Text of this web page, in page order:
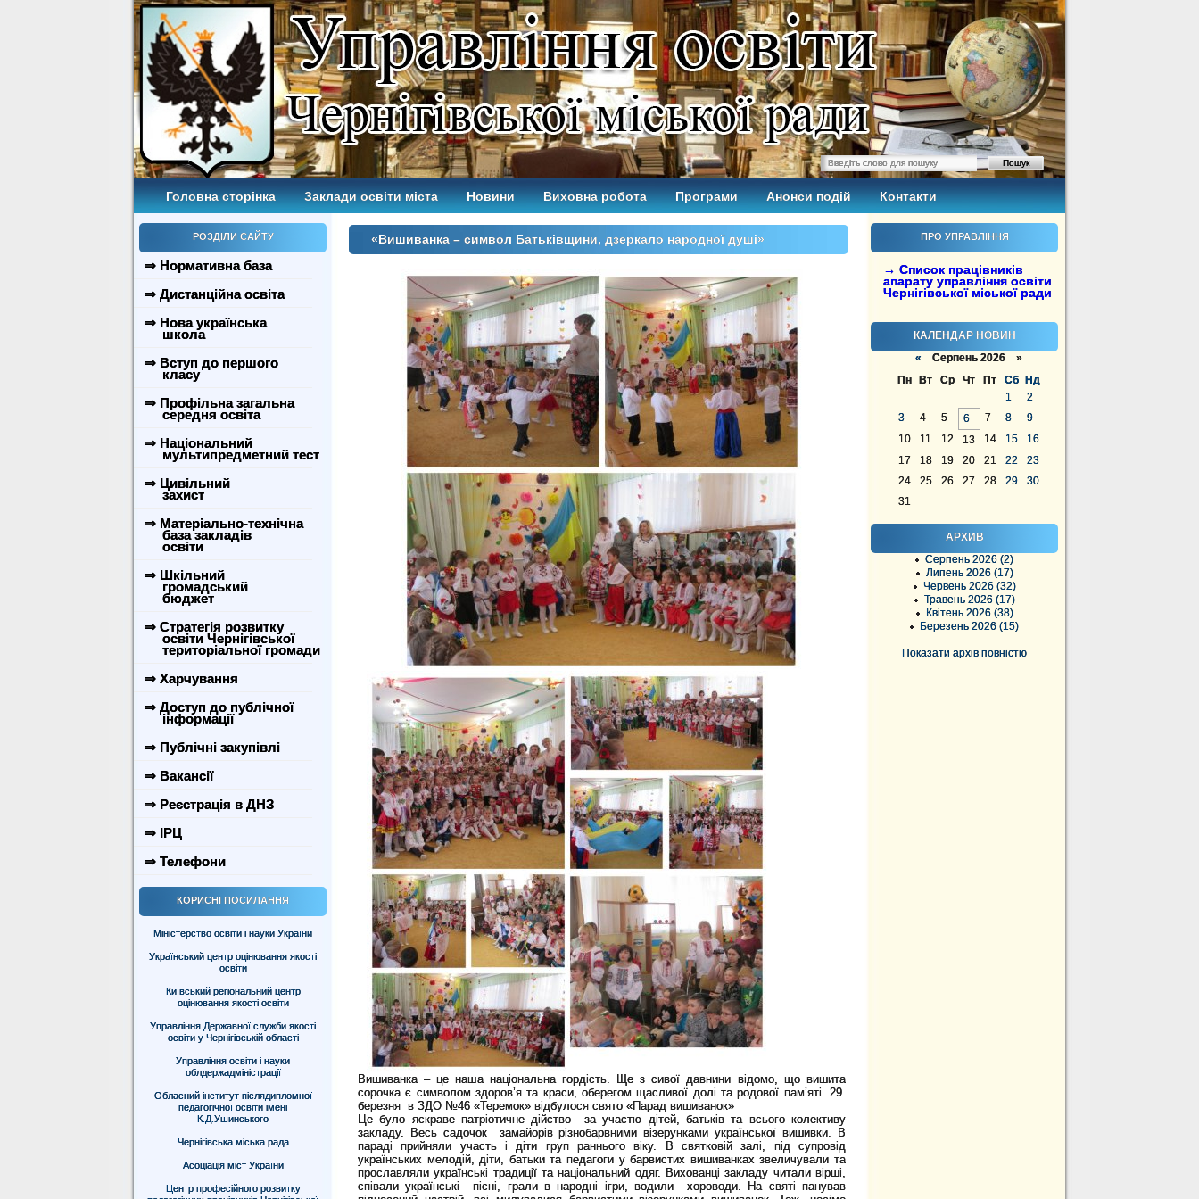
Головна сторінка Заклади освіти міста Новини Виховна робота Програми Анонси подій Контакти
РОЗДІЛИ САЙТУ
⇒ Нормативна база
⇒ Дистанційна освіта
⇒ Нова українська
школа
⇒ Вступ до першого
класу
⇒ Профільна загальна
середня освіта
⇒ Національний
мультипредметний тест
⇒ Цивільний
захист
⇒ Матеріально-технічна
база закладів
освіти
⇒ Шкільний
громадський
бюджет
⇒ Стратегія розвитку
освіти Чернігівської
територіальної громади
⇒ Харчування
⇒ Доступ до публічної
інформації
⇒ Публічні закупівлі
⇒ Вакансії
⇒ Реєстрація в ДНЗ
⇒ ІРЦ
⇒ Телефони
КОРИСНІ ПОСИЛАННЯ
Міністерство освіти і науки України
Український центр оцінювання якості
освіти
Київський регіональний центр
оцінювання якості освіти
Управління Державної служби якості
освіти у Чернігівській області
Управління освіти і науки
облдержадміністрації
Обласний інститут післядипломної
педагогічної освіти імені
К.Д.Ушинського
Чернігівська міська рада
Асоціація міст України
Центр професійного розвитку
ПРО УПРАВЛІННЯ
→ Список працівників
апарату управління освіти
Чернігівської міської ради
КАЛЕНДАР НОВИН
« Серпень 2026 »
Пн
Вт Ср Чт Пт Сб
Нд
1
2
3
4 5 6 7 8
9
10
11 12 13 14 15
16
17
18 19 20 21 22
23
24
25 26 27 28 29
30
31
АРХИВ
Серпень 2026 (2)
Липень 2026 (17)
Червень 2026 (32)
Травень 2026 (17)
Квітень 2026 (38)
Березень 2026 (15)
Показати архів повністю
«Вишиванка – символ Батьківщини, дзеркало народної душі»
Вишиванка – це наша національна гордість. Ще з сивої давнини відомо, що вишита
сорочка є символом здоров’я та краси, оберегом щасливої долі та родової пам’яті. 29
березня в ЗДО №46 «Теремок» відбулося свято «Парад вишиванок»
Це було яскраве патріотичне дійство за участю дітей, батьків та всього колективу
закладу. Весь садочок замайорів різнобарвними візерунками української вишивки. В
параді прийняли участь і діти груп раннього віку. В святковій залі, під супровід
українських мелодій, діти, батьки та педагоги у барвистих вишиванках звеличували та
прославляли українські традиції та національний одяг. Вихованці закладу читали вірші,
співали українські пісні, грали в народні ігри, водили хороводи. На святі панував